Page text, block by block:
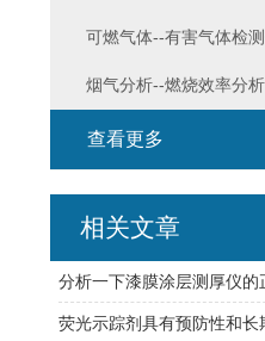
可燃气体--有害气体检
烟气分析--燃烧效率分析
查看更多
相关文章
分析一下漆膜涂层测厚仪的
荧光示踪剂具有预防性和长